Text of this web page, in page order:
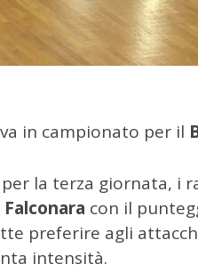
in campionato per il
la terza giornata, i
Falconara con il
preferire agli
intensità.